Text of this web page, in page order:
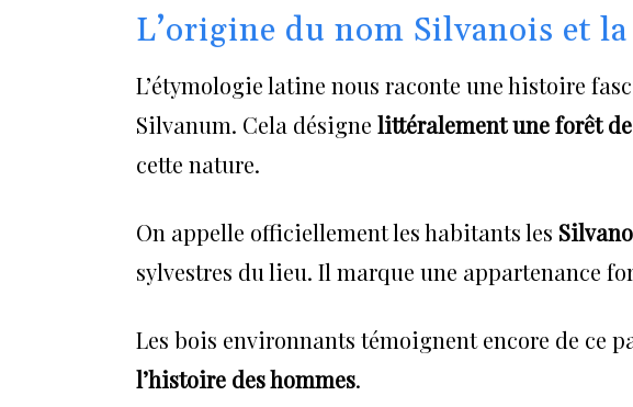
L’origine du nom Silvanois et
L’étymologie latine nous raconte une histoire
Silvanum. Cela désigne littéralement une forêt
cette nature.
On appelle officiellement les habitants les
sylvestres du lieu. Il marque une appartenance
Les bois environnants témoignent encore de ce
l’histoire des hommes.